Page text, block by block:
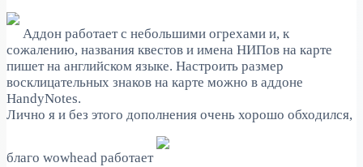
Аддон работает с небольшими огрехами и, к
сожалению, названия квестов и имена НИПов на карте
пишет на английском языке. Настроить размер
восклицательных знаков на карте можно в аддоне
HandyNotes.
Лично я и без этого дополнения очень хорошо обходился,
благо wowhead работает